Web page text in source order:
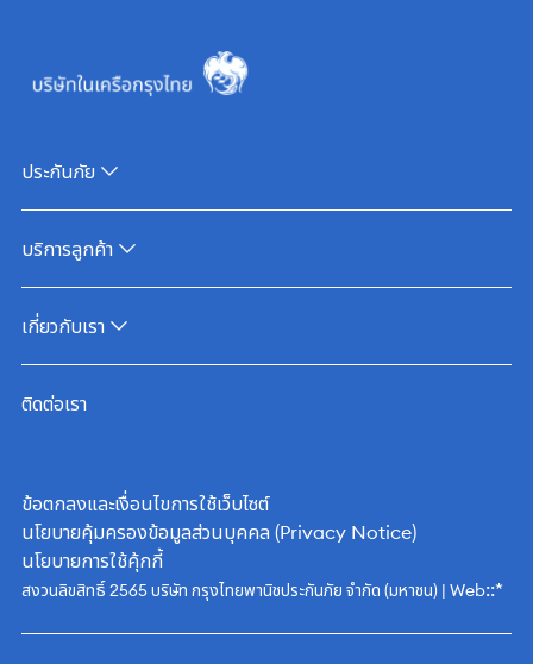
ประกันภัย
บริการลูกค้า
เกี่ยวกับเรา
ติดต่อเรา
ข้อตกลงและเงื่อนไขการใช้เว็บไซต์
นโยบายคุ้มครองข้อมูลส่วนบุคคล (Privacy Notice)
นโยบายการใช้คุ้กกี้
สงวนลิขสิทธิ์ 2565 บริษัท กรุงไทยพานิชประกันภัย จำกัด (มหาชน) | Web::*